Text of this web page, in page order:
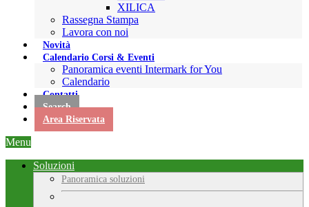
XILICA
Rassegna Stampa
Lavora con noi
Novità
Calendario Corsi & Eventi
Panoramica eventi Intermark for You
Calendario
Contatti
Search
Area Riservata
Menu
Soluzioni
Panoramica soluzioni